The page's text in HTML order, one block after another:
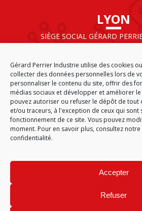
Gérard Perrier Industrie utilise des cookies
collecter des données personnelles lors de
personnaliser le contenu du site, offrir des
médias sociaux et développer et améliorer
pouvez autoriser ou refuser le dépôt de tout
et/ou traceurs, à l'exception de ceux qui sont
fonctionnement de ce site. Vous pouvez
moment. Pour en savoir plus, consultez
confidentialité.
Accepter
Refuser
LYON
SIÈGE SOCIAL GÉRARD
69125 LYON AÉROPORT
FRANCE
ACCUEIL CGA PLAN DU SITE
DONNÉES PERSONNELLES
GÉRARD PERRIER INDUSTRIE –